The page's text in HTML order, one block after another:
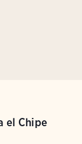
el Chipe